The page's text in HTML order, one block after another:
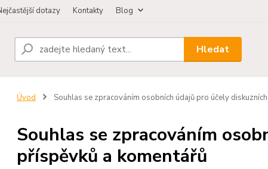
dotazy Kontakty Blog
Hledat
Úvod Souhlas se zpracováním osobních údajů pro účely
Souhlas se zpracováním
příspěvků a komentářů